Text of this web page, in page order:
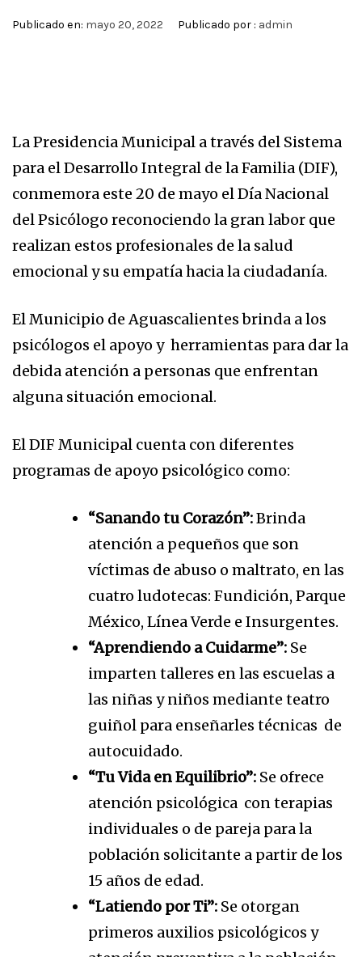
Publicado en: mayo 20, 2022 Publicado por : admin
La Presidencia Municipal a través del Sistema
para el Desarrollo Integral de la Familia (DIF),
conmemora este 20 de mayo el Día Nacional
del Psicólogo reconociendo la gran labor que
realizan estos profesionales de la salud
emocional y su empatía hacia la ciudadanía.
El Municipio de Aguascalientes brinda a los
psicólogos el apoyo y herramientas para dar la
debida atención a personas que enfrentan
alguna situación emocional.
El DIF Municipal cuenta con diferentes
programas de apoyo psicológico como:
“Sanando tu Corazón”:Brinda
atención a pequeños que son
víctimas de abuso o maltrato, en las
cuatro ludotecas: Fundición, Parque
México, Línea Verde e Insurgentes.
“Aprendiendo a Cuidarme”: Se
imparten talleres en las escuelas a
las niñas y niños mediante teatro
guiñol para enseñarles técnicas de
autocuidado.
“Tu Vida en Equilibrio”: Se ofrece
atención psicológica con terapias
individuales o de pareja para la
población solicitante a partir de los
15 años de edad.
“Latiendo por Ti”: Se otorgan
primeros auxilios psicológicos y